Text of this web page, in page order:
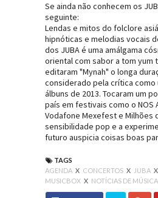
Se ainda não conhecem os
seguinte:
Lendas e mitos do folclore
hipnóticas e melodias vocais
dos JUBA é uma amálgama
oriental com sabor a tom yum
editaram "Mynah" o longa
considerado pela crítica como
álbuns de 2013. Tocaram um
país em festivais como o NOS
Vodafone Mexefest e Milhões
sensibilidade pop e a
futuro auspicia coisas boas
TAGS
AGENDA X CONCERTOS X JUBA X
MUSICBOX X NOTÍCIAS DE MÚSICA